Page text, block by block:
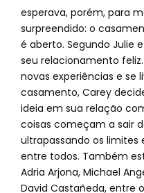
esperava, porém, para
surpreendido: o
é aberto. Segundo Julie
seu relacionamento
novas experiências e se
casamento, Carey
ideia em sua relação
coisas começam a sair
ultrapassando os limites
entre todos. Também
Adria Arjona, Michael
David Castañeda, entre